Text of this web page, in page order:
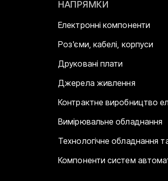
НАПРЯМКИ
Електронні компоненти
Роз'єми, кабелі, корпуси
Друковані плати
Джерела живлення
Контрактне виробництво
Вимірювальне обладнання
Технологічне обладнання
Компоненти систем